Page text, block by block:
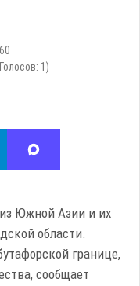
1 )
Южной Азии и их
области.
границе,
сообщает